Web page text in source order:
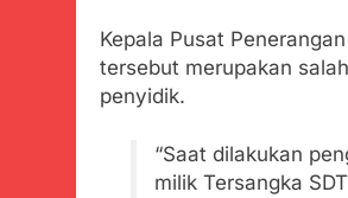
Kepala Pusat
tersebut merupakan
penyidik.
“Saat dilakukan
milik Tersangka